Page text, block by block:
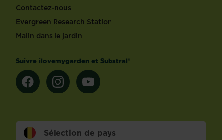
Contactez-nous
Evergreen Research Station
Malin dans le jardin
Suivre ilovemygarden et Substral®
Sélection de pays